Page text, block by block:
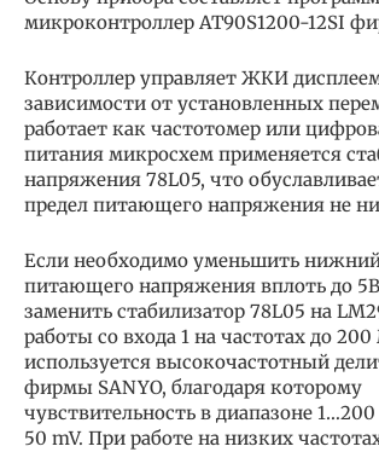
микроконтроллер AT90S1200-12SI
Контроллер управляет ЖКИ дисплеем
зависимости от установленных
работает как частотомер или
питания микросхем применяется
напряжения 78L05, что
предел питающего напряжения не
Если необходимо уменьшить
питающего напряжения вплоть до
заменить стабилизатор 78L05 на
работы со входа 1 на частотах до
используется высокочастотный
фирмы SANYO, благодаря которому
чувствительность в диапазоне
50 mV. При работе на низких